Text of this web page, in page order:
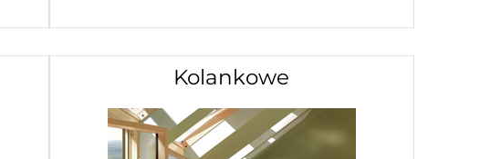
Kolankowe